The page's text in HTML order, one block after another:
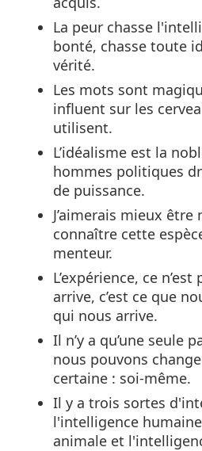
La peur chasse
bonté, chasse toute
vérité.
Les mots sont
influent sur les
utilisent.
L’idéalisme est la
hommes politiques
de puissance.
J’aimerais mieux
connaître cette
menteur.
L’expérience, ce
arrive, c’est ce que
qui nous arrive.
Il n’y a qu’une seule
nous pouvons
certaine : soi-même.
Il y a trois sortes
l'intelligence
animale et